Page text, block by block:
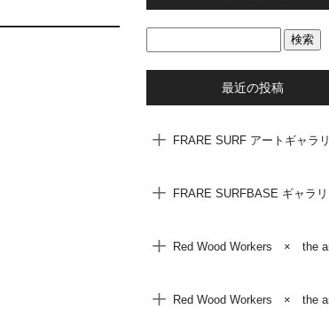
最近の投稿
FRARE SURF アートギャラ
FRARE SURFBASE ギャラ